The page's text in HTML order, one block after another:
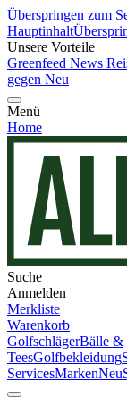
Überspringen zum
Hauptinhalt
Unsere Vorteile
Greenfeed News
gegen Neu
Menü
Home
Suche
Anmelden
Merkliste
Warenkorb
GolfschlägerBälle &
TeesGolfbekleidung
ServicesMarkenNeu